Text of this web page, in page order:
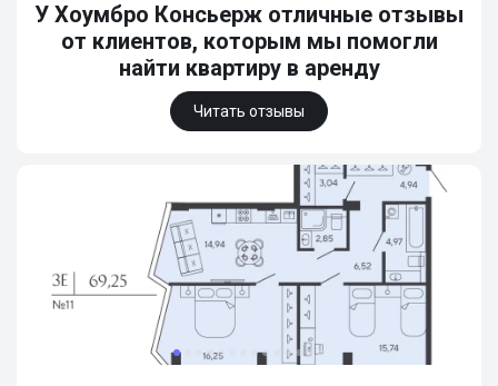
У Хоумбро Консьерж отличные отзывы
от клиентов, которым мы помогли
найти квартиру в аренду
Читать отзывы